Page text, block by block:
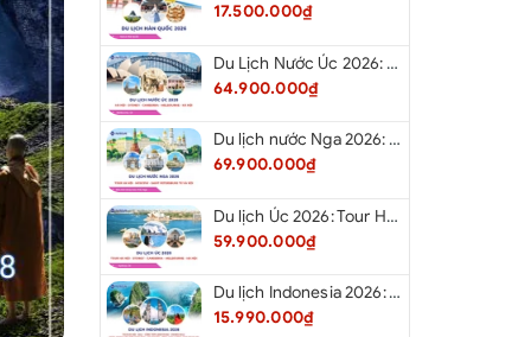
17.500.000₫
Du Lịch Nước Úc 2026: Tour Hà Nội - Sydney - Canberra - Melbourne - Hà Nội
64.900.000₫
Du lịch nước Nga 2026: Tour Hà Nội - Moscow - Saint Petersburg từ Hà Nội
69.900.000₫
Du lịch Úc 2026: Tour Hà Nội - Sydney - Canberra - Melbourne - Hà Nội
59.900.000₫
Du lịch Indonesia 2026: Tour Hà Nội - Bali - Cổng Trời Lempuyang - Swings Bali - Ngắm hoàng hôn biển Jimbaran - Kelingking - Sống Lưng Khủng Long từ Hà Nội
15.990.000₫